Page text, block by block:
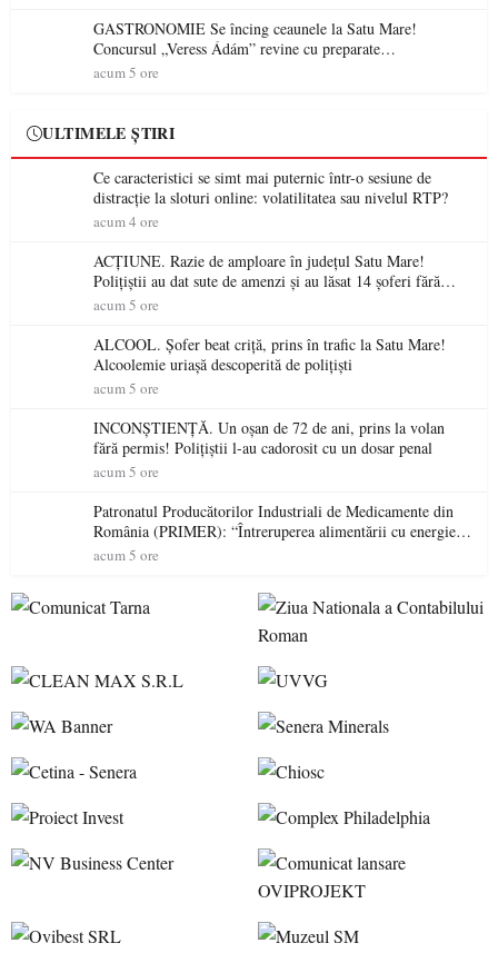
GASTRONOMIE Se încing ceaunele la Satu Mare!
Concursul „Veress Ádám” revine cu preparate
spectaculoase, premii și un jurat de renume
acum 5 ore
ULTIMELE ȘTIRI
Ce caracteristici se simt mai puternic într-o sesiune de
distracție la sloturi online: volatilitatea sau nivelul RTP?
acum 4 ore
ACȚIUNE. Razie de amploare în județul Satu Mare!
Polițiștii au dat sute de amenzi și au lăsat 14 șoferi fără
permis într-o singură zi
acum 5 ore
ALCOOL. Șofer beat criță, prins în trafic la Satu Mare!
Alcoolemie uriașă descoperită de polițiști
acum 5 ore
INCONȘTIENȚĂ. Un oșan de 72 de ani, prins la volan
fără permis! Polițiștii l-au cadorosit cu un dosar penal
acum 5 ore
Patronatul Producătorilor Industriali de Medicamente din
România (PRIMER): “Întreruperea alimentării cu energie
electrică a fabricilor de medicamente va pune în pericol
acum 5 ore